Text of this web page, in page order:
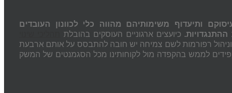
ותיעדוף משימותיהם מהווה כלי לכוונון העובדים
. כיועצים ארגוניים העוסקים בהובלת
וניהול רפורמות לשם צמיחה יש חובה להתבסס על אותם ארבעת
לממש בהקפדה מול לקוחותינו מכל הסגמנטים של המשק